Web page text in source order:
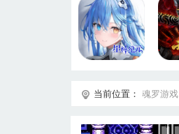
当前位置： 魂罗游戏